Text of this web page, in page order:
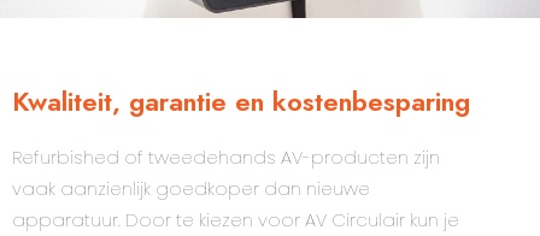
Kwaliteit, garantie en kostenbesparing
Refurbished of tweedehands AV-producten zijn
vaak aanzienlijk goedkoper dan nieuwe
apparatuur. Door te kiezen voor AV Circulair kun je